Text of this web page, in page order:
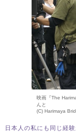
映画『The
んと
(C) Harimaya
日本人の私にも同じ経